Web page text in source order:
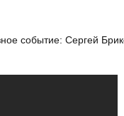
событие: Сергей